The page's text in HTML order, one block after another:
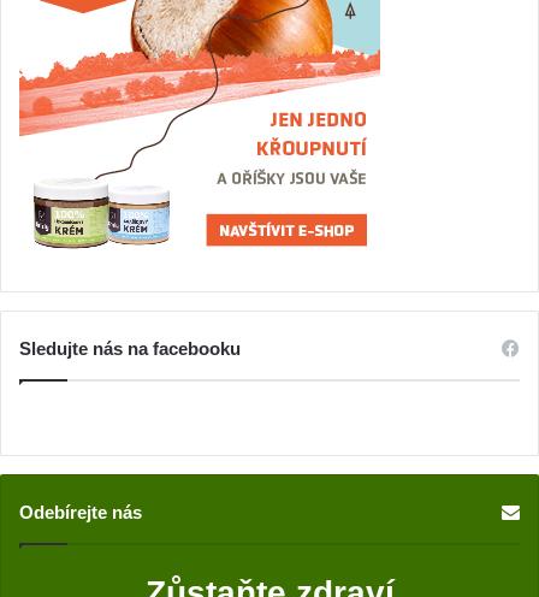
Sledujte nás na facebooku
Odebírejte nás